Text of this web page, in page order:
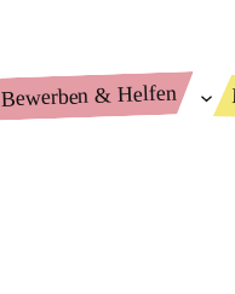
Bewerben & Helfen